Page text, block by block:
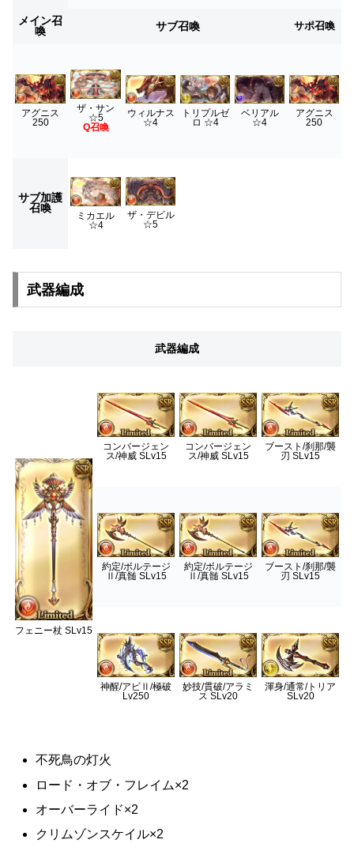
メイン召
喚
サブ召喚 サポ召喚
アグニス
250
ザ・サン
☆5
Q召喚
ウィルナス
☆4
トリプルゼ
ロ ☆4
ベリアル
☆4
アグニス
250
サブ加護
召喚
ミカエル
☆4
ザ・デビル
☆5
武器編成
武器編成
フェニー杖 SLv15
コンバージェン
ス/神威 SLv15
コンバージェン
ス/神威 SLv15
ブースト/刹那/襲
刃 SLv15
約定/ボルテージ
Ⅱ/真髄 SLv15
約定/ボルテージ
Ⅱ/真髄 SLv15
ブースト/刹那/襲
刃 SLv15
神醒/アビⅡ/極破
Lv250
妙技/貫破/アラミ
ス SLv20
渾身/通常/トリア
SLv20
不死鳥の灯火
ロード・オブ・フレイム×2
オーバーライド×2
クリムゾンスケイル×2